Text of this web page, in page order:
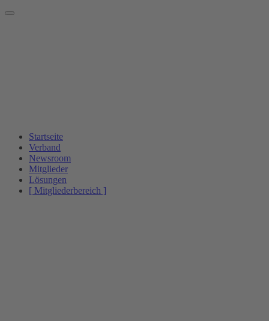
Startseite
Verband
Newsroom
Mitglieder
Lösungen
[ Mitgliederbereich ]